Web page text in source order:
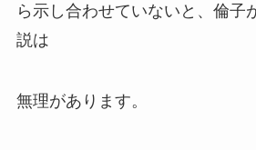
ら示し合わせていないと、倫子
説は
無理があります。